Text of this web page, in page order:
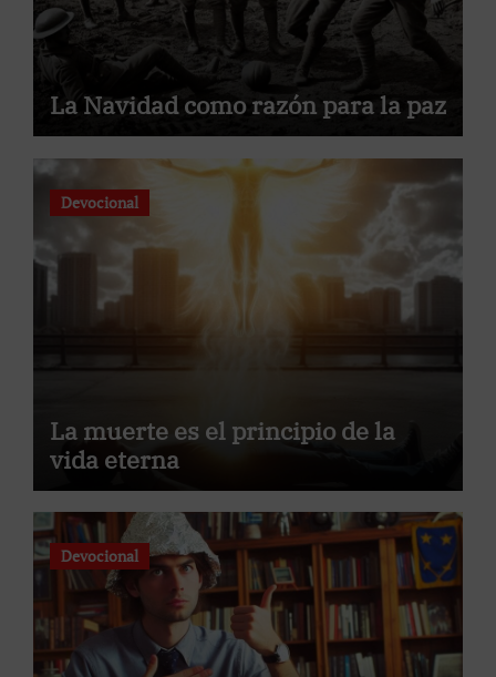
La Navidad como razón para la paz
Devocional
La muerte es el principio de la
vida eterna
Devocional